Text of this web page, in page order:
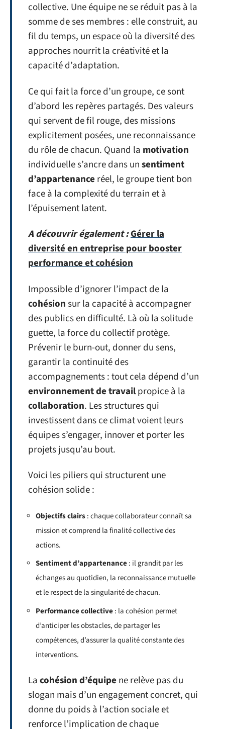
collective. Une équipe ne se réduit pas à la
somme de ses membres : elle construit, au
fil du temps, un espace où la diversité des
approches nourrit la créativité et la
capacité d’adaptation.
Ce qui fait la force d’un groupe, ce sont
d’abord les repères partagés. Des valeurs
qui servent de fil rouge, des missions
explicitement posées, une reconnaissance
du rôle de chacun. Quand la motivation
individuelle s’ancre dans unsentiment
d’appartenance réel, le groupe tient bon
face à la complexité du terrain et à
l’épuisement latent.
A découvrir également :Gérer la
diversité en entreprise pour booster
performance et cohésion
Impossible d’ignorer l’impact de la
cohésionsur la capacité à accompagner
des publics en difficulté. Là où la solitude
guette, la force du collectif protège.
Prévenir le burn-out, donner du sens,
garantir la continuité des
accompagnements : tout cela dépend d’un
environnement de travailpropice à la
collaboration. Les structures qui
investissent dans ce climat voient leurs
équipes s’engager, innover et porter les
projets jusqu’au bout.
Voici les piliers qui structurent une
cohésion solide :
Objectifs clairs: chaque collaborateur connaît sa
mission et comprend la finalité collective des
actions.
Sentiment d’appartenance: il grandit par les
échanges au quotidien, la reconnaissance mutuelle
et le respect de la singularité de chacun.
Performance collective: la cohésion permet
d’anticiper les obstacles, de partager les
compétences, d’assurer la qualité constante des
interventions.
Lacohésion d’équipe ne relève pas du
slogan mais d’un engagement concret, qui
donne du poids à l’action sociale et
renforce l’implication de chaque